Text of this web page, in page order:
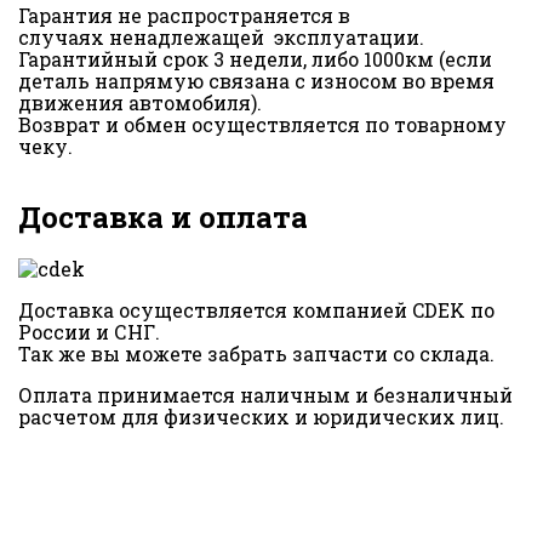
Гарантия не распространяется в
случаях ненадлежащей эксплуатации.
Гарантийный срок 3 недели, либо 1000км (если
деталь напрямую связана с износом во время
движения автомобиля).
Возврат и обмен осуществляется по товарному
чеку.
Доставка и оплата
Доставка осуществляется компанией CDEK по
России и СНГ.
Так же вы можете забрать запчасти со склада.
Оплата принимается наличным и безналичный
расчетом для физических и юридических лиц.